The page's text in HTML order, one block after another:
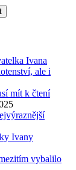
Ivana
ale i
mít k čtení
Ivany
vybalilo